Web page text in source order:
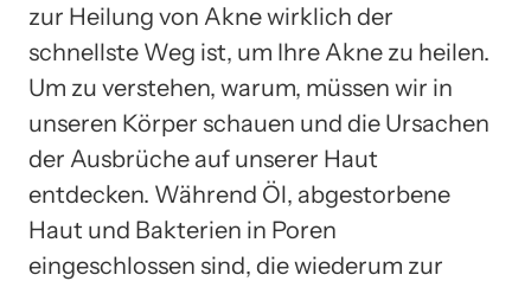
zur Heilung von Akne wirklich der
schnellste Weg ist, um Ihre Akne zu heilen.
Um zu verstehen, warum, müssen wir in
unseren Körper schauen und die Ursachen
der Ausbrüche auf unserer Haut
entdecken. Während Öl, abgestorbene
Haut und Bakterien in Poren
eingeschlossen sind, die wiederum zur